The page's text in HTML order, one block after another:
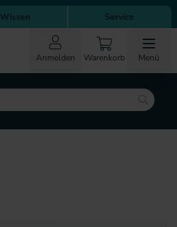
Direkt zum Inhalt
Wissen Service
Anmelden Warenkorb Menü